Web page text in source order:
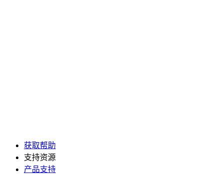
获取帮助
支持资源
产品支持